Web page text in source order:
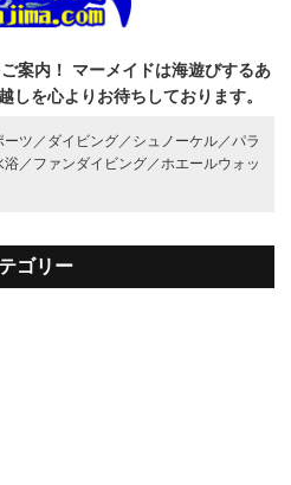
案内！
マーメイドは海遊びするあ
しを心よりお待ちしております。
ツ／ ダイビング／ シュノーケル／ パラ
浴／ ファンダイビング／ ホエールウォッ
ゴリー